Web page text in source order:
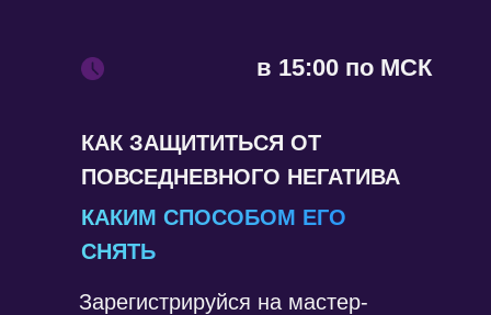
КАК ЗАЩИТИТЬСЯ ОТ
ПОВСЕДНЕВНОГО НЕГАТИВА
КАКИМ СПОСОБОМ ЕГО
СНЯТЬ
в 15:00 по МСК
Зарегистрируйся на мастер-